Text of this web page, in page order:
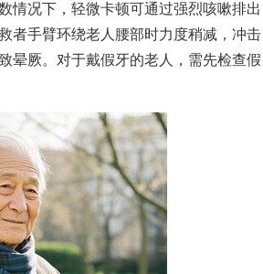
情况下，轻微卡顿可通过强烈咳嗽排出
者手臂环绕老人腰部时力度稍减，冲击
晕厥。对于戴假牙的老人，需先检查假